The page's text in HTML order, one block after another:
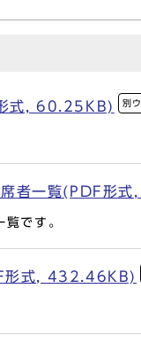
式, 60.25KB) 別
席者一覧(PDF形
です。
形式, 432.46KB)